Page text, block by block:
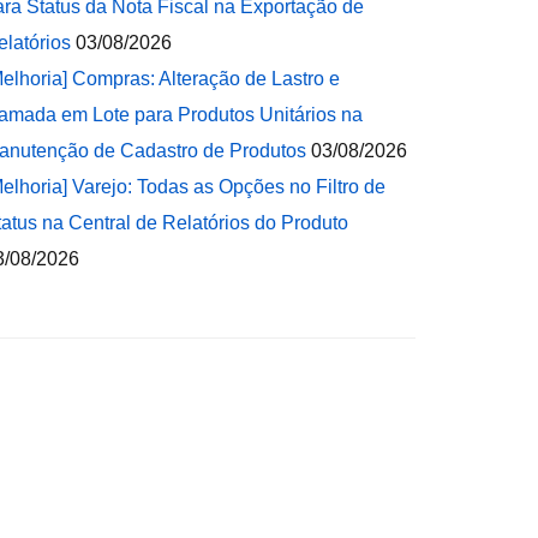
Status da Nota Fiscal na Exportação de
03/08/2026
Compras: Alteração de Lastro e
em Lote para Produtos Unitários na
de Cadastro de Produtos 03/08/2026
Varejo: Todas as Opções no Filtro de
na Central de Relatórios do Produto
08/2026